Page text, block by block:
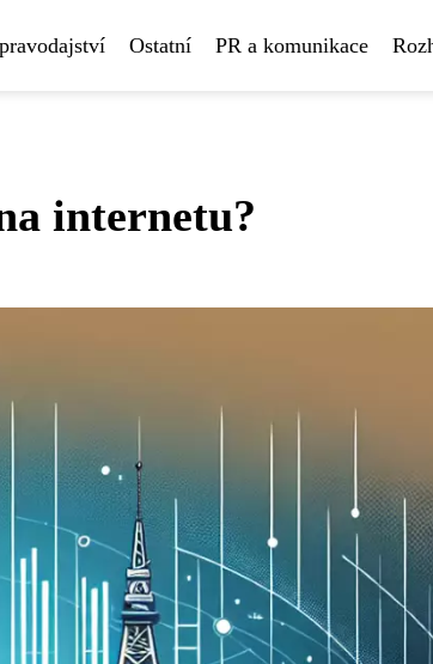
Ostatní PR a komunikace
internetu?